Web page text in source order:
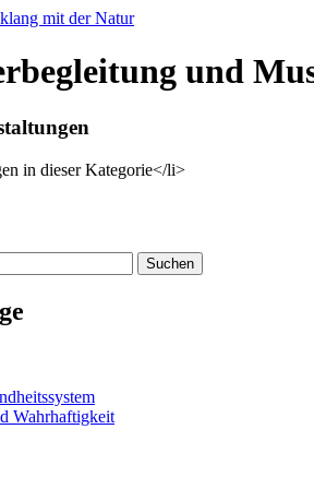
mit der Natur
und
in dieser Kategorie</li>
Wahrhaftigkeit